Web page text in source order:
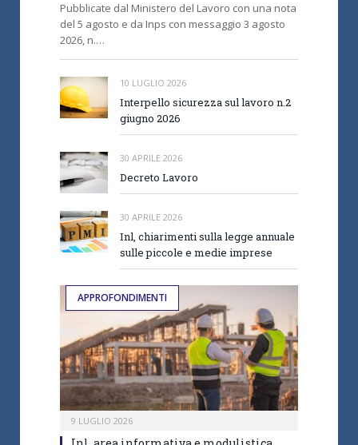
Pubblicate dal Ministero del Lavoro con una nota
del 5 agosto e da Inps con messaggio 3 agosto
2026, n.…
10 LUGLIO 2026
Interpello sicurezza sul lavoro n.2
giugno 2026
30 APRILE 2026
Decreto Lavoro
30 APRILE 2026
Inl, chiarimenti sulla legge annuale
sulle piccole e medie imprese
APPROFONDIMENTI
9 LUGLIO 2026